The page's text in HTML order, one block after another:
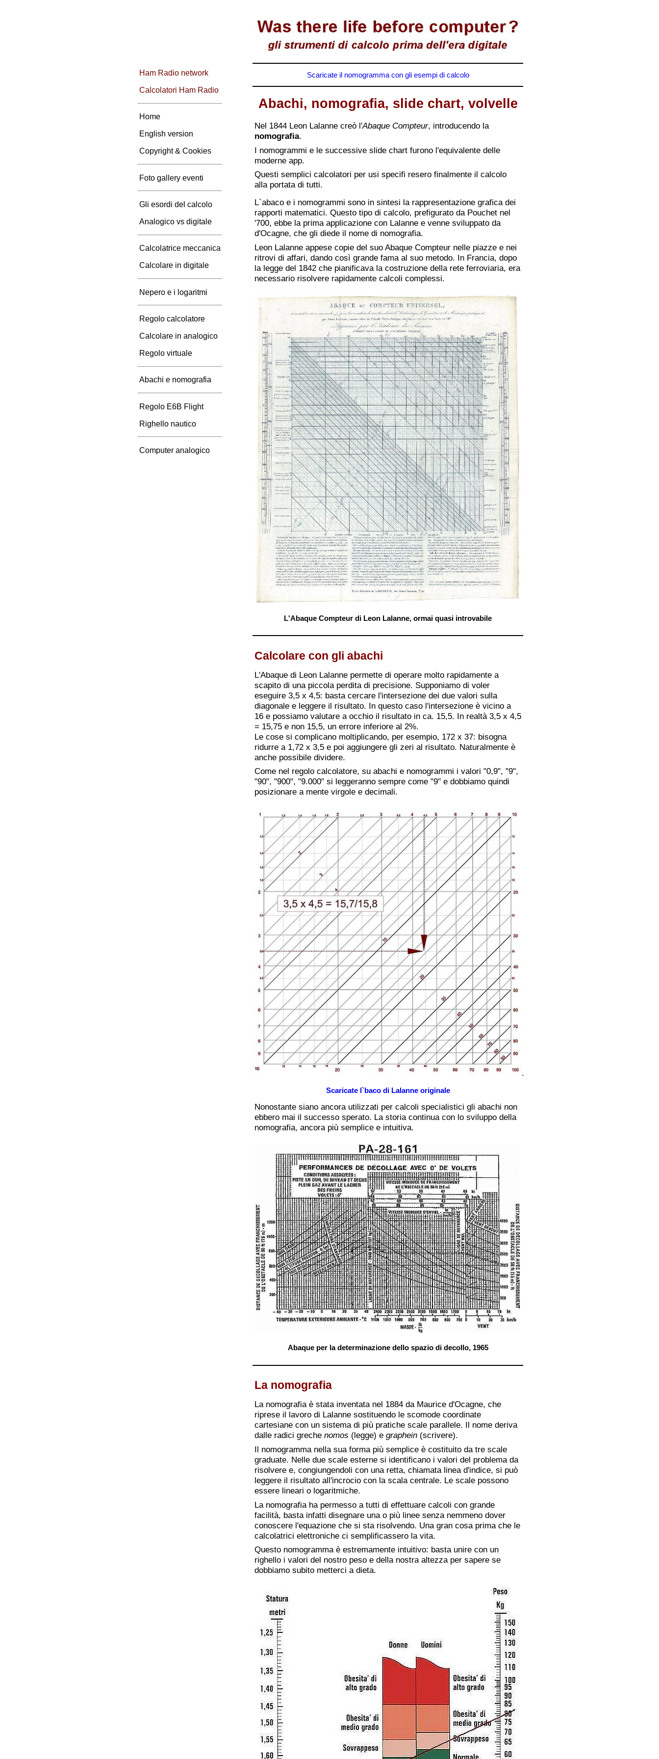
Ham Radio network
Calcolatori Ham Radio
Home
English version
Copyright & Cookies
Foto gallery eventi
Gli esordi del calcolo
Analogico vs digitale
Calcolatrice meccanica
Calcolare in digitale
Nepero e i logaritmi
Regolo calcolatore
Calcolare in analogico
Regolo virtuale
Abachi e nomografia
Regolo E6B Flight
Righello nautico
Computer analogico
Scaricate il nomogramma con gli esempi di calcolo
Abachi, nomografia, slide chart, volvelle
Nel 1844 Leon Lalanne creò l'Abaque Compteur, introducendo la
nomografia.
I nomogrammi e le successive slide chart furono l'equivalente delle
moderne app.
Questi semplici calcolatori per usi specifi resero finalmente il calcolo
alla portata di tutti.
L`abaco e i nomogrammi sono in sintesi la rappresentazione grafica dei
rapporti matematici. Questo tipo di calcolo, prefigurato da Pouchet nel
'700, ebbe la prima applicazione con Lalanne e venne sviluppato da
d'Ocagne, che gli diede il nome di nomografia.
Leon Lalanne appese copie del suo Abaque Compteur nelle piazze e nei
ritrovi di affari, dando così grande fama al suo metodo. In Francia, dopo
la legge del 1842 che pianificava la costruzione della rete ferroviaria, era
necessario risolvere rapidamente calcoli complessi.
L'Abaque Compteur di Leon Lalanne, ormai quasi introvabile
Calcolare con gli abachi
L'Abaque di Leon Lalanne permette di operare molto rapidamente a
scapito di una piccola perdita di precisione. Supponiamo di voler
eseguire 3,5 x 4,5: basta cercare l'intersezione dei due valori sulla
diagonale e leggere il risultato. In questo caso l'intersezione è vicino a
16 e possiamo valutare a occhio il risultato in ca. 15,5. In realtà 3,5 x 4,5
= 15,75 e non 15,5, un errore inferiore al 2%.
Le cose si complicano moltiplicando, per esempio, 172 x 37: bisogna
ridurre a 1,72 x 3,5 e poi aggiungere gli zeri al risultato. Naturalmente è
anche possibile dividere.
Come nel regolo calcolatore, su abachi e nomogrammi i valori "0,9", "9",
"90", "900", "9.000" si leggeranno sempre come "9" e dobbiamo quindi
posizionare a mente virgole e decimali.
.
Scaricate l`baco di Lalanne originale
Nonostante siano ancora utilizzati per calcoli specialistici gli abachi non
ebbero mai il successo sperato. La storia continua con lo sviluppo della
nomografia, ancora più semplice e intuitiva.
Abaque per la determinazione dello spazio di decollo, 1965
La nomografia
La nomografia è stata inventata nel 1884 da Maurice d'Ocagne, che
riprese il lavoro di Lalanne sostituendo le scomode coordinate
cartesiane con un sistema di più pratiche scale parallele. Il nome deriva
dalle radici greche nomos (legge) e graphein(scrivere).
Il nomogramma nella sua forma più semplice è costituito da tre scale
graduate. Nelle due scale esterne si identificano i valori del problema da
risolvere e, congiungendoli con una retta, chiamata linea d'indice, si può
leggere il risultato all'incrocio con la scala centrale. Le scale possono
essere lineari o logaritmiche.
La nomografia ha permesso a tutti di effettuare calcoli con grande
facilità, basta infatti disegnare una o più linee senza nemmeno dover
conoscere l'equazione che si sta risolvendo. Una gran cosa prima che le
calcolatrici elettroniche ci semplificassero la vita.
Questo nomogramma è estremamente intuitivo: basta unire con un
righello i valori del nostro peso e della nostra altezza per sapere se
dobbiamo subito metterci a dieta.